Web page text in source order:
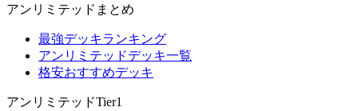
アンリミテッドまとめ
最強デッキランキング
アンリミテッドデッキ一覧
格安おすすめデッキ
アンリミテッドTier1